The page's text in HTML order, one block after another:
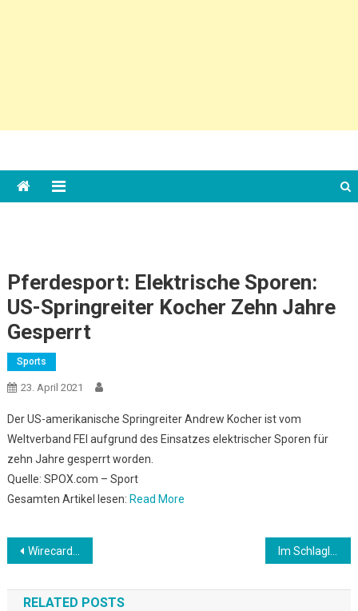
Pferdesport: Elektrische Sporen:
US-Springreiter Kocher Zehn Jahre
Gesperrt
Sports
23. April 2021
Der US-amerikanische Springreiter Andrew Kocher ist vom
Weltverband FEI aufgrund des Einsatzes elektrischer Sporen für
zehn Jahre gesperrt worden.
Quelle: SPOX.com – Sport
Gesamten Artikel lesen: Read More
Beitrags-
Navigation
Wirecard-Skandal: Was hatte Kanzlerin Merkel mit dem Milliardenbetrug zu tun?
RELATED POSTS